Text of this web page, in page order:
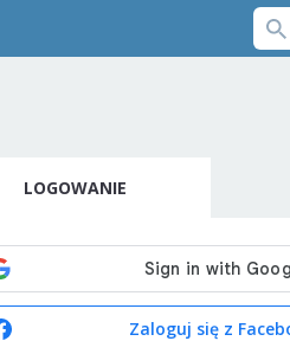
LOGOWANIE
Zaloguj się z